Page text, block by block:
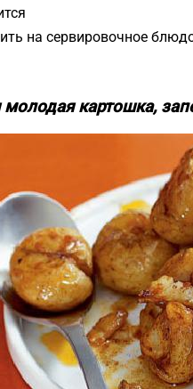
на сервировочное
картошка,